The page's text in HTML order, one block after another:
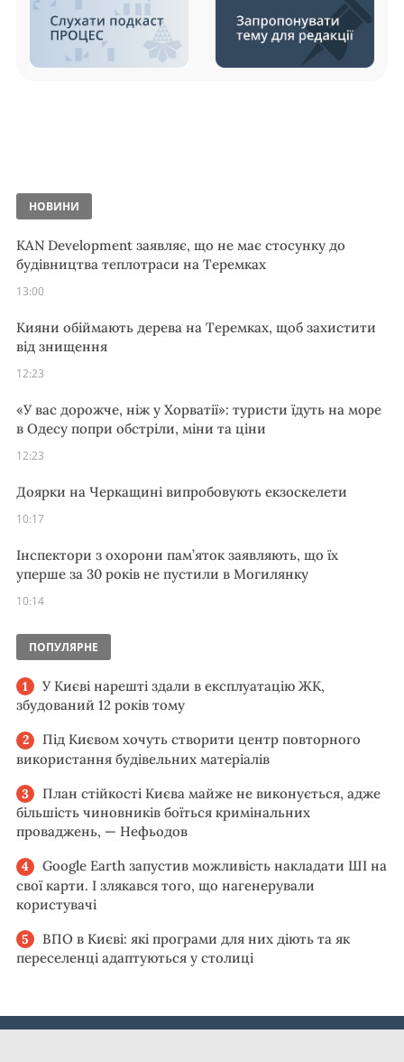
НОВИНИ
KAN Development заявляє, що не має стосунку до
будівництва теплотраси на Теремках
13:00
Кияни обіймають дерева на Теремках, щоб захистити
від знищення
12:23
«У вас дорожче, ніж у Хорватії»: туристи їдуть на море
в Одесу попри обстріли, міни та ціни
12:23
Доярки на Черкащині випробовують екзоскелети
10:17
Інспектори з охорони пам’яток заявляють, що їх
уперше за 30 років не пустили в Могилянку
10:14
ПОПУЛЯРНЕ
У Києві нарешті здали в експлуатацію ЖК,
збудований 12 років тому
Під Києвом хочуть створити центр повторного
використання будівельних матеріалів
План стійкості Києва майже не виконується, адже
більшість чиновників боїться кримінальних
проваджень, — Нефьодов
Google Earth запустив можливість накладати ШІ на
свої карти. І злякався того, що нагенерували
користувачі
ВПО в Києві: які програми для них діють та як
переселенці адаптуються у столиці